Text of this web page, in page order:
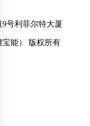
号利菲尔特大厦
宝能） 版权所有